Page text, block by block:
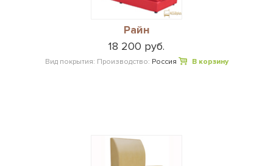
Райн
18 200 руб.
Вид покрытия: Производство: Россия В корзину